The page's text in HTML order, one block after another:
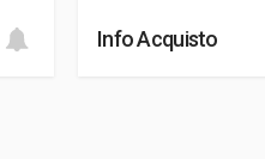
Info Acquisto